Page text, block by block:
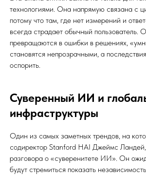
технологиями. Она напрямую связана с
потому что там, где нет измерений и
всегда страдает обычный пользователь.
превращаются в ошибки в решениях,
становятся непрозрачными, а
оспорить.
Суверенный ИИ и
инфраструктуры
Один из самых заметных трендов, на
содиректор Stanford HAI Джеймс
разговора о «суверенитете ИИ». Он
будут стремиться показать